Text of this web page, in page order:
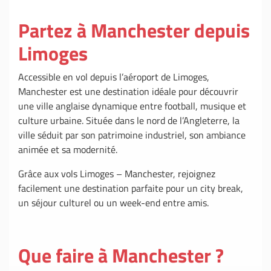
Partez à Manchester depuis
Limoges
Accessible en vol depuis l’aéroport de Limoges,
Manchester est une destination idéale pour découvrir
une ville anglaise dynamique entre football, musique et
culture urbaine. Située dans le nord de l’Angleterre, la
ville séduit par son patrimoine industriel, son ambiance
animée et sa modernité.
Grâce aux vols Limoges – Manchester, rejoignez
facilement une destination parfaite pour un city break,
un séjour culturel ou un week-end entre amis.
Que faire à Manchester ?